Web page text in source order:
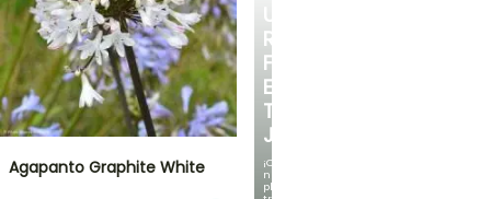
UN
RINCÓN
FRESCO
EN
TU
JARDÍN
¡Con
nuestras
plantas
Agapanto Graphite White